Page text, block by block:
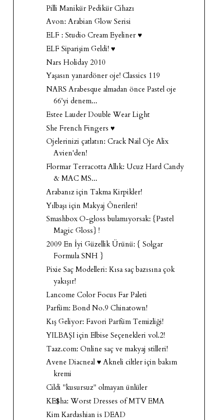
Pilli Manikür Pedikür Cihazı
Avon: Arabian Glow Serisi
ELF : Studio Cream Eyeliner ♥
ELF Siparişim Geldi! ♥
Nars Holiday 2010
Yaşasın yanardöner oje! Classics 119
NARS Arabesque almadan önce Pastel oje
66'yi denem...
Estee Lauder Double Wear Light
She French Fingers ♥
Ojelerinizi çatlatın: Crack Nail Oje Alix
Avien'den!
Flormar Terracotta Allık: Ucuz Hard Candy
& MAC MS...
Arabanız için Takma Kirpikler!
Yılbaşı için Makyaj Önerileri!
Smashbox O-gloss bulamıyorsak: {Pastel
Magic Gloss} !
2009 En İyi Güzellik Ürünü: { Solgar
Formula SNH }
Pixie Saç Modelleri: Kısa saç bazısına çok
yakışır!
Lancome Color Focus Far Paleti
Parfüm: Bond No.9 Chinatown!
Kış Geliyor: Favori Parfüm Temizliği!
YILBAŞI için Elbise Seçenekleri vol.2!
Taaz.com: Online saç ve makyaj stilleri!
Avene Diacneal ♥ Akneli ciltler için bakım
kremi
Cildi "kusursuz" olmayan ünlüler
KE$ha: Worst Dresses of MTV EMA
Kim Kardashian is DEAD